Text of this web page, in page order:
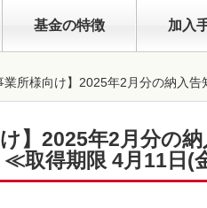
基金の特徴 加入
業所様向け】2025年2月分の納入
け】2025年2月分の
≪取得期限 4月11日(